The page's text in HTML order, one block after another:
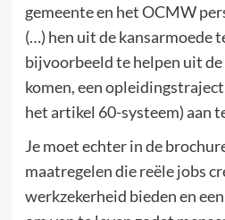
gemeente en het OCMW
(…) hen uit de kansarmoede
bijvoorbeeld te helpen uit
komen, een
het artikel 60-systeem) aan
Je moet echter in de
maatregelen die reële jobs
werkzekerheid bieden en